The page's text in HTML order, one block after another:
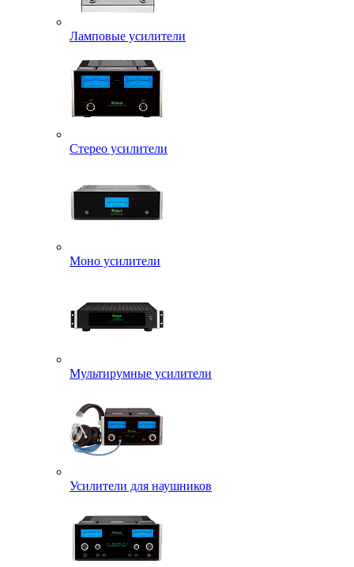
Ламповые усилители
Стерео усилители
Моно усилители
Мультирумные усилители
Усилители для наушников